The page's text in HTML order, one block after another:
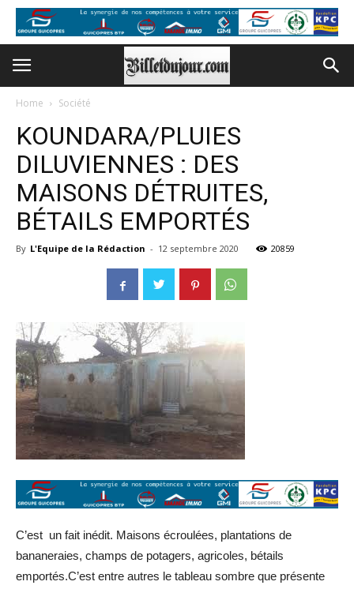
Home Société
KOUNDARA/PLUIES
DILUVIENNES : DES
MAISONS DÉTRUITES,
BÉTAILS EMPORTÉS
By L'Equipe de la Rédaction - 12 septembre 2020 20859
C’est un fait inédit. Maisons écroulées, plantations de
bananeraies, champs de potagers, agricoles, bétails
emportés.C’est entre autres le tableau sombre que présente